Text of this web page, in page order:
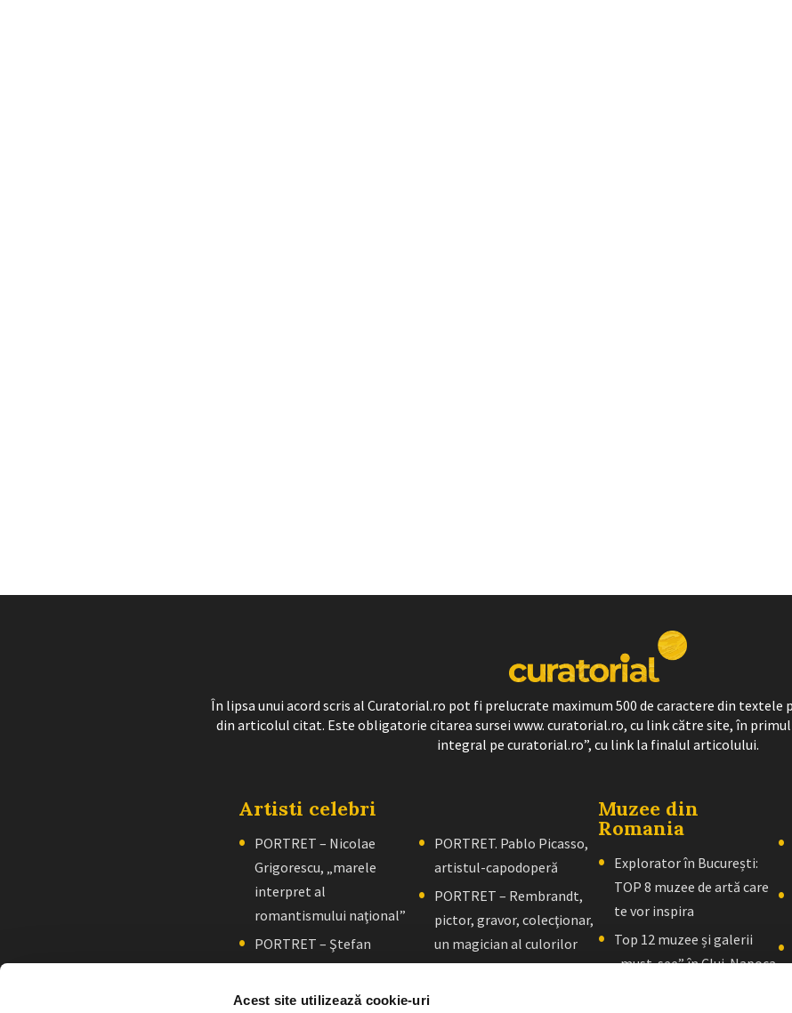
Acest site utilizează cookie-uri
În lipsa unui acord scris al Curatorial.ro pot fi prelucrate maximum 500 de caractere din textele
din articolul citat. Este obligatorie citarea sursei www. curatorial.ro, cu link către site, în
integral pe curatorial.ro”, cu link la finalul articolului.
Artisti celebri
PORTRET – Nicolae
Grigorescu, „marele
interpret al
romantismului naţional”
PORTRET – Ştefan
Luchian, „un zugrav”
creator de școală
PORTRET. Pablo Picasso,
artistul-capodoperă
PORTRET – Rembrandt,
pictor, gravor, colecţionar,
un magician al culorilor
Muzee din
Romania
Explorator în București:
TOP 8 muzee de artă care
te vor inspira
Top 12 muzee și galerii
„must-see” în Cluj-Napoca